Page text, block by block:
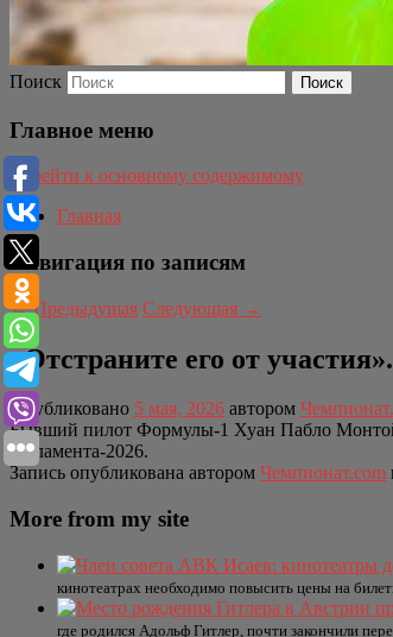
Поиск
Главное меню
Перейти к основному содержимому
Главная
Навигация по записям
←Предыдущая Следующая →
«Отстраните его от
Опубликовано 5 мая, 2026 автором
Бывший пилот Формулы-1 Хуан Пабло
регламента-2026.
Запись опубликована автором Чемпионат.com
More from my site
кинотеатрах необходимо повысить цены на
где родился Адольф Гитлер, почти закончили